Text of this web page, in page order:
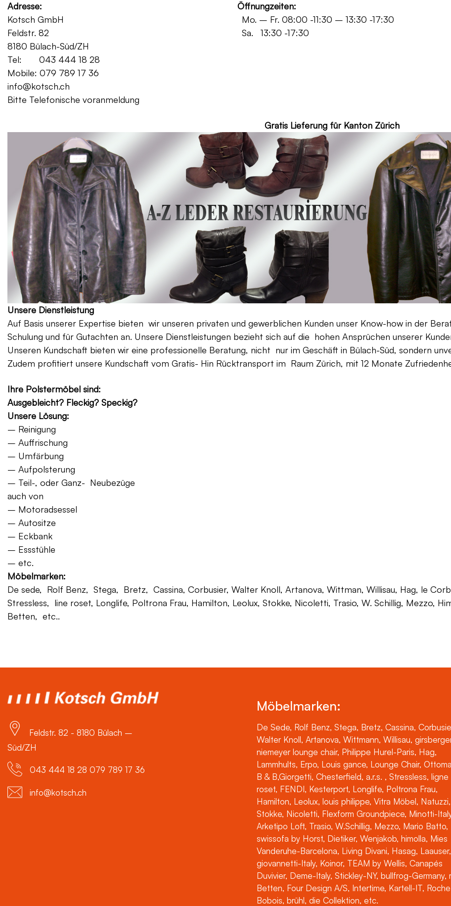
Adresse:
Öffnungzeiten:
Kotsch GmbH Mo. – Fr. 08:00 -11:30 – 13:30 -17:30
Feldstr. 82 Sa. 13:30 -17:30
8180 Bülach-Süd/ZH
Tel: 043 444 18 28
Mobile: 079 789 17 36
info@kotsch.ch
Bitte Telefonische voranmeldung
Gratis Lieferung für Kanton Zürich
Unsere Dienstleistung
Auf Basis unserer Expertise bieten wir unseren privaten und gewerblichen Kunden unser Know-how in der
Schulung und für Gutachten an. Unsere Dienstleistungen bezieht sich auf die hohen Ansprüchen unserer
Unseren Kundschaft bieten wir eine professionelle Beratung, nicht nur im Geschäft in Bülach-Süd, sondern
Zudem profitiert unsere Kundschaft vom Gratis- Hin Rücktransport im Raum Zürich, mit 12 Monate
Ihre Polstermöbel sind:
Ausgebleicht? Fleckig? Speckig?
Unsere Lösung:
– Reinigung
– Auffrischung
– Umfärbung
– Aufpolsterung
– Teil-, oder Ganz- Neubezüge
auch von
– Motoradsessel
– Autositze
– Eckbank
– Essstühle
– etc.
Möbelmarken:
De sede, Rolf Benz, Stega, Bretz, Cassina, Corbusier, Walter Knoll, Artanova, Wittman, Willisau, Hag, le
Stressless, line roset, Longlife, Poltrona Frau, Hamilton, Leolux, Stokke, Nicoletti, Trasio, W. Schillig, Mezzo,
Betten, etc..
Feldstr. 82 - 8180 Bülach –
Süd/ZH
043 444 18 28 079 789 17 36
info@kotsch.ch
Möbelmarken:
De Sede, Rolf Benz, Stega, Bretz, Cassina,
Walter Knoll, Artanova, Wittmann, Willisau,
niemeyer lounge chair, Philippe Hurel-Paris, Hag,
Lammhults, Erpo, Louis gance, Lounge Chair,
B & B,Giorgetti, Chesterfield, a.r.s. , Stressless, ligne
roset, FENDI, Kesterport, Longlife, Poltrona Frau,
Hamilton, Leolux, louis philippe, Vitra Möbel, Natuzzi,
Stokke, Nicoletti, Flexform Groundpiece, Minotti-
Arketipo Loft, Trasio, W.Schillig, Mezzo, Mario Batto,
swissofa by Horst, Dietiker, Wenjakob, himolla, Mies
Vanderuhe-Barcelona, Living Divani, Hasag, Laauser,
giovannetti-Italy, Koinor, TEAM by Wellis, Canapés
Duvivier, Deme-Italy, Stickley-NY, bullfrog-Germany,
Betten, Four Design A/S, Intertime, Kartell-IT, Roche
Bobois, brühl, die Collektion, etc.